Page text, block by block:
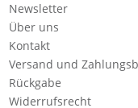
Newsletter
Über uns
Kontakt
Versand und
Rückgabe
Widerrufsrecht